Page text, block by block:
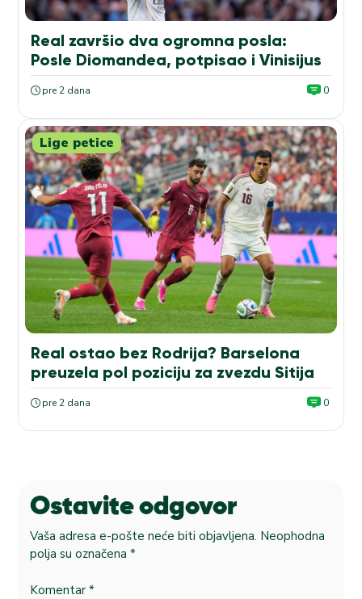
Real završio dva ogromna posla:
Posle Diomandea, potpisao i Vinisijus
pre 2 dana 0
Lige petice
Real ostao bez Rodrija? Barselona
preuzela pol poziciju za zvezdu Sitija
pre 2 dana 0
Ostavite odgovor
Vaša adresa e-pošte neće biti objavljena. Neophodna
polja su označena *
Komentar *